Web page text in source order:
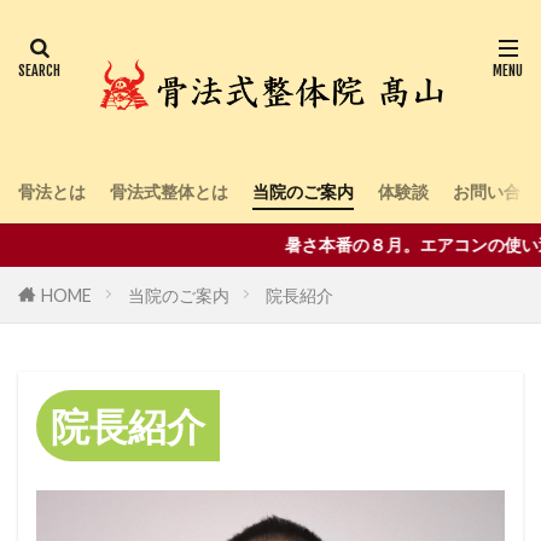
骨法とは 骨法式整体とは 当院のご案内 体験談 お問い合わ
暑さ本番の８月。エアコンの使い過
HOME 当院のご案内 院長紹介
院長紹介